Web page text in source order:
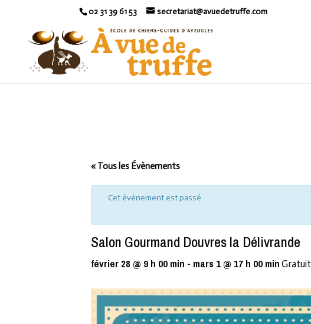
02 31 39 61 53 secretariat@avuedetruffe.com
« Tous les Évènements
Cet évènement est passé
Salon Gourmand Douvres la Délivrande
février 28 @ 9 h 00 min - mars 1 @ 17 h 00 min Gratuit